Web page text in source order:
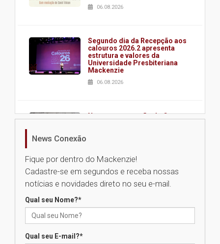
06.08.2026
Segundo dia da Recepção aos
calouros 2026.2 apresenta
estrutura e valores da
Universidade Presbiteriana
Mackenzie
06.08.2026
Nova apresentação do Centro
Universidade Mackenzie
realizará nova edição da Feira
News Conexão
Fique por dentro do Mackenzie!
Cadastre-se em segundos e receba nossas
notícias e novidades direto no seu e-mail.
Qual seu Nome?*
Qual seu E-mail?*